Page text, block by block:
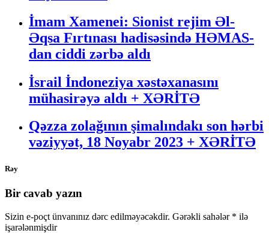
İmam Xamenei: Sionist rejim Əl-
Əqsa Fırtınası hadisəsində HƏMAS-
dan ciddi zərbə aldı
İsrail İndoneziya xəstəxanasını
mühasirəyə aldı + XƏRİTƏ
Qəzza zolağının şimalındakı son hərbi
vəziyyət, 18 Noyabr 2023 + XƏRİTƏ
Rəy
Bir cavab yazın
Sizin e-poçt ünvanınız dərc edilməyəcəkdir. Gərəkli sahələr * ilə
işarələnmişdir